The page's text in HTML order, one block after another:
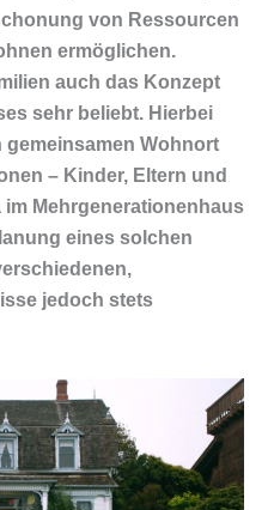
von Ressourcen
ermöglichen.
auch das Konzept
sehr beliebt. Hierbei
gemeinsamen Wohnort
– Kinder, Eltern und
Mehrgenerationenhaus
eines solchen
jedoch stets